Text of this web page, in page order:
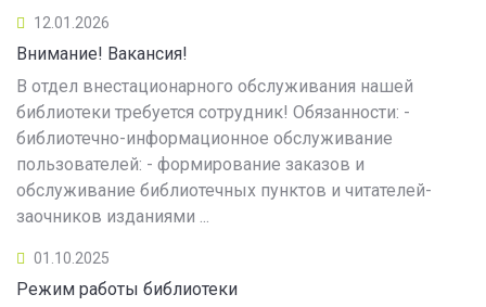
12.01.2026
Внимание! Вакансия!
В отдел внестационарного обслуживания нашей
библиотеки требуется сотрудник! Обязанности: -
библиотечно-информационное обслуживание
пользователей: - формирование заказов и
обслуживание библиотечных пунктов и читателей-
заочников изданиями ...
01.10.2025
Режим работы библиотеки